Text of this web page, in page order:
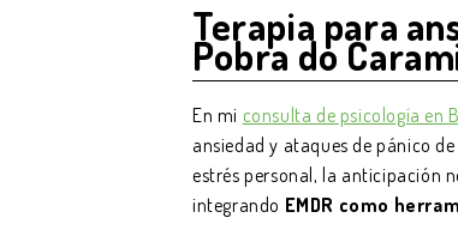
Terapia para
Pobra do
En mi consulta de psicología en
ansiedad y ataques de pánico
estrés personal, la anticipación
integrando EMDR como